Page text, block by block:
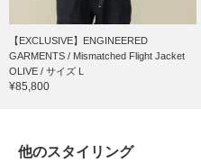
【EXCLUSIVE】ENGINEERED
GARMENTS / Mismatched Flight Jacket
OLIVE / サイズ L
¥85,800
他のスタイリング